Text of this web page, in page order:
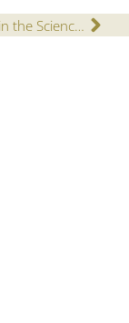
Working in the Science Lab